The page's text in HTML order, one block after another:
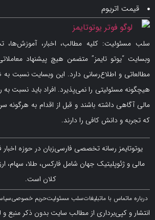
کلیه مطالب، اخبار، آموزش‌ها، تحلیل‌های
تایمز” متضمن هیچ پیشنهاد معاملاتی نیست
اطلاع‌رسانی دارد. این وبسایت نسبت به ضرر و زیان
را نمی‌پذیرد. افراد باید نسبت به ریسک‌های
داشته باشند و قبل از اقدام به هرگونه
دانش کافی را دارند.
رسانه تخصصی فارسی‌زبان در حوزه اخبار فوری و
جهان شامل فارکس، طلا، سهام، ارزهای
با ما تبلیغاتسلب مسئولیتحریم خصوصیسیاست تحریریه
از مطالب سایت بدون ذکر منبع و